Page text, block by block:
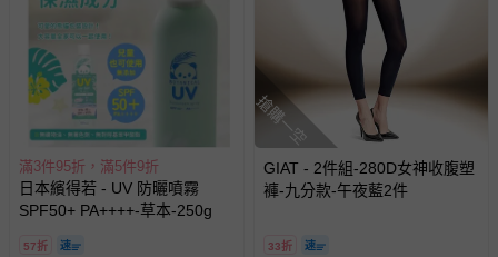
滿3件95折，滿5件9折
日本繽得若 - UV 防曬噴霧
SPF50+ PA++++-草本-250g
57折
搶購一空
GIAT - 2件組-280D女神收腹塑
褲-九分款-午夜藍2件
33折